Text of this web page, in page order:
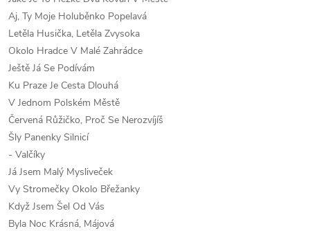
Aj, Ty Moje Holuběnko Popelavá
Letěla Husička, Letěla Zvysoka
Okolo Hradce V Malé Zahrádce
Ještě Já Se Podívám
Ku Praze Je Cesta Dlouhá
V Jednom Polském Městě
Červená Růžičko, Proč Se Nerozvíjíš
Šly Panenky Silnicí
- Valčíky
Já Jsem Malý Mysliveček
Vy Stromečky Okolo Břežanky
Když Jsem Šel Od Vás
Byla Noc Krásná, Májová